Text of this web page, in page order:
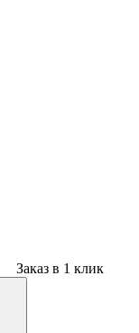
Заказ в 1 клик